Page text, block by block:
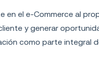
el e-Commerce al
y generar
como parte integral